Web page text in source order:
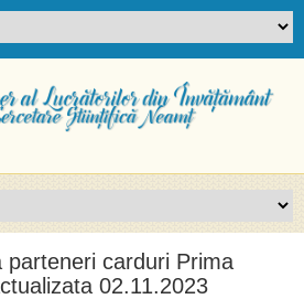
parteneri carduri Prima
02.11.2023